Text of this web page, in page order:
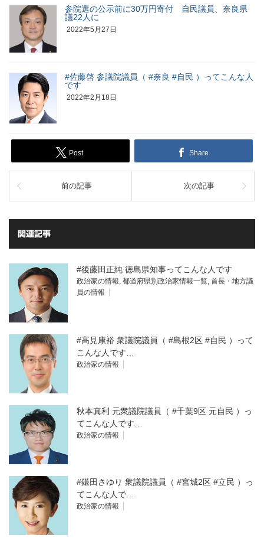
参院選の公示前に30万円寄付 自民議員、奈良県
議22人に
2022年5月27日
#佐藤啓 参議院議員（ #奈良 #自民 ）ってこんな人
です
2022年2月18日
Post Share
前の記事 次の記事
関連記事
#後藤田正純 徳島県知事ってこんな人です
政治家の情報 都道府県別政治家情報一覧 首長・地方議
員の情報
#高見康裕 衆議院議員（ #島根2区 #自民 ）って
こんな人です…
政治家の情報
秋本真利 元衆議院議員（ #千葉9区 元自民 ）っ
てこんな人です…
政治家の情報
#鎌田さゆり 衆議院議員（ #宮城2区 #立民 ）っ
てこんな人で…
政治家の情報